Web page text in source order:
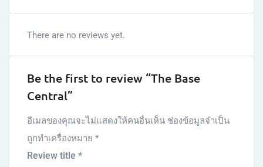
There are no reviews yet.
Be the first to review “The Base
Central”
อีเมลของคุณจะไม่แสดงให้คนอื่นเห็น ช่องข้อมูลจำเป็น
ถูกทำเครื่องหมาย *
Review title *